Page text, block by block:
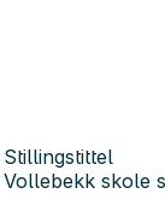
Stillingstittel
Vollebekk skole